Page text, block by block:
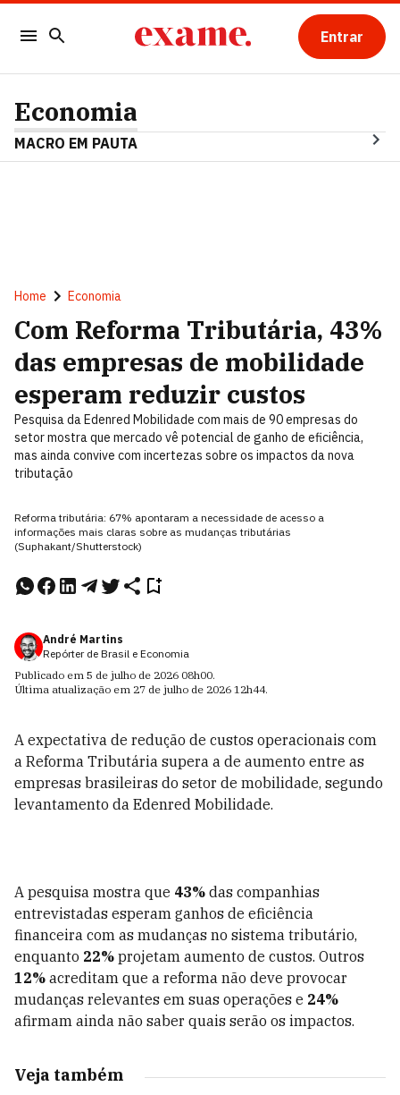
Entrar
Economia
MACRO EM PAUTA
Home Economia
Com Reforma Tributária, 43%
das empresas de mobilidade
esperam reduzir custos
Pesquisa da Edenred Mobilidade com mais de 90 empresas do
setor mostra que mercado vê potencial de ganho de eficiência,
mas ainda convive com incertezas sobre os impactos da nova
tributação
Reforma tributária: 67% apontaram a necessidade de acesso a
informações mais claras sobre as mudanças tributárias
(Suphakant/Shutterstock)
André Martins
Repórter de Brasil e Economia
Publicado em 5 de julho de 2026 08h00.
Última atualização em 27 de julho de 2026 12h44.
A expectativa de redução de custos operacionais com
a Reforma Tributária supera a de aumento entre as
empresas brasileiras do setor de mobilidade, segundo
levantamento da Edenred Mobilidade.
A pesquisa mostra que 43% das companhias
entrevistadas esperam ganhos de eficiência
financeira com as mudanças no sistema tributário,
enquanto 22% projetam aumento de custos. Outros
12% acreditam que a reforma não deve provocar
mudanças relevantes em suas operações e 24%
afirmam ainda não saber quais serão os impactos.
Veja também